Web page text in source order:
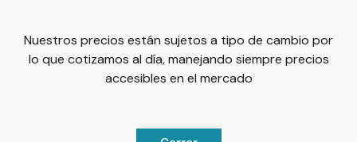
Nuestros precios están sujetos a tipo de cambio por
lo que cotizamos al día, manejando siempre precios
accesibles en el mercado